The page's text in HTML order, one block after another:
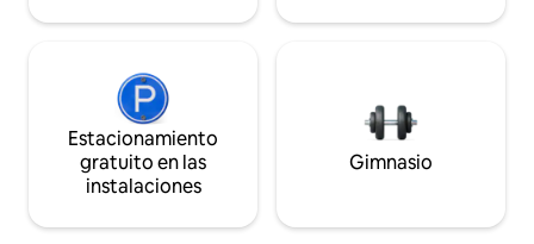
Estacionamiento
gratuito en las
instalaciones
Gimnasio